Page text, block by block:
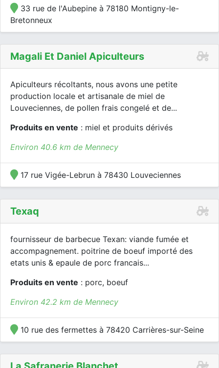
33 rue de l'Aubepine à 78180 Montigny-le-
Bretonneux
Magali Et Daniel Apiculteurs
Apiculteurs récoltants, nous avons une petite
production locale et artisanale de miel de
Louveciennes, de pollen frais congelé et de...
Produits en vente : miel et produits dérivés
Environ 40.6 km de Mennecy
17 rue Vigée-Lebrun à 78430 Louveciennes
Texaq
fournisseur de barbecue Texan: viande fumée et
accompagnement. poitrine de boeuf importé des
etats unis & epaule de porc francais...
Produits en vente : porc, boeuf
Environ 42.2 km de Mennecy
10 rue des fermettes à 78420 Carrières-sur-Seine